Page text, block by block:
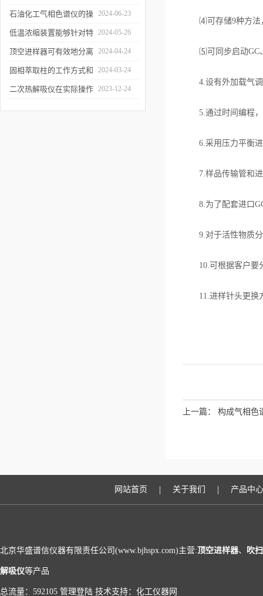
部分及具体工作流程分析
石油化工气相色谱仪的操
作要点详细分析
2024-06-23
低温浓缩装置能够针对特
定的目标组分进行有效浓
缩
2024-05-26
顶空进样器可有效地分离
和富集样品中的挥发性成
分
2024-04-24
固相萃取柱的工作方式和
应用场景
2024-03-24
二次热解吸仪在实际操作 2023-12-24
⑷可存储9种方法，
⑸可同步启动GC、
4.设有外加载气调
5.通过时间编程，
6.采用压力平衡进
7.样品传输管和进
8.为了配套进口GC
9.对于活性物质分
10.可根据客户要分
11.进样针头更换方
上一篇： 构成气相色
网站首页 | 关于我们 | 产品中心
北京华盛谱信仪器有限责任公司(www.bjhspx.com)主营:顶空进样器、 吹
解吸仪等产品
总流量：592105 管理登陆 技术支持： 化工仪器网